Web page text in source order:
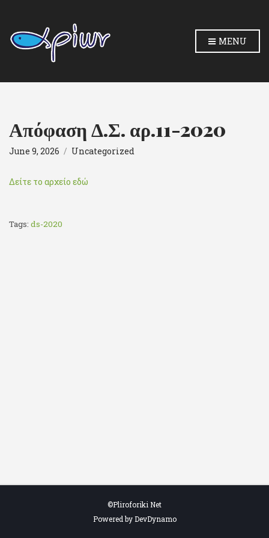
MENU
Απόφαση Δ.Σ. αρ.11-2020
June 9, 2026 Uncategorized
Δείτε το αρχείο εδώ
Tags: ds-2020
©Pliroforiki Net
Powered by DevDynamo